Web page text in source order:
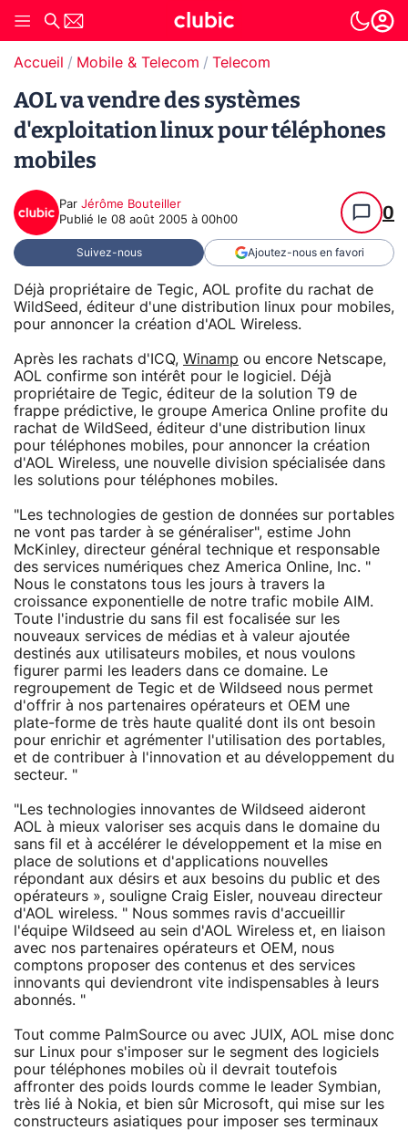
Accueil Mobile & Telecom Telecom
AOL va vendre des systèmes
d'exploitation linux pour téléphones
mobiles
Par Jérôme Bouteiller
Publié le 08 août 2005 à 00h00 0
Suivez-nous Ajoutez-nous en favori
Déjà propriétaire de Tegic, AOL profite du rachat de
WildSeed, éditeur d'une distribution linux pour mobiles,
pour annoncer la création d'AOL Wireless.
Après les rachats d'ICQ, Winamp ou encore Netscape,
AOL confirme son intérêt pour le logiciel. Déjà
propriétaire de Tegic, éditeur de la solution T9 de
frappe prédictive, le groupe America Online profite du
rachat de WildSeed, éditeur d'une distribution linux
pour téléphones mobiles, pour annoncer la création
d'AOL Wireless, une nouvelle division spécialisée dans
les solutions pour téléphones mobiles.
"Les technologies de gestion de données sur portables
ne vont pas tarder à se généraliser", estime John
McKinley, directeur général technique et responsable
des services numériques chez America Online, Inc. "
Nous le constatons tous les jours à travers la
croissance exponentielle de notre trafic mobile AIM.
Toute l'industrie du sans fil est focalisée sur les
nouveaux services de médias et à valeur ajoutée
destinés aux utilisateurs mobiles, et nous voulons
figurer parmi les leaders dans ce domaine. Le
regroupement de Tegic et de Wildseed nous permet
d'offrir à nos partenaires opérateurs et OEM une
plate-forme de très haute qualité dont ils ont besoin
pour enrichir et agrémenter l'utilisation des portables,
et de contribuer à l'innovation et au développement du
secteur. "
"Les technologies innovantes de Wildseed aideront
AOL à mieux valoriser ses acquis dans le domaine du
sans fil et à accélérer le développement et la mise en
place de solutions et d'applications nouvelles
répondant aux désirs et aux besoins du public et des
opérateurs », souligne Craig Eisler, nouveau directeur
d'AOL wireless. " Nous sommes ravis d'accueillir
l'équipe Wildseed au sein d'AOL Wireless et, en liaison
avec nos partenaires opérateurs et OEM, nous
comptons proposer des contenus et des services
innovants qui deviendront vite indispensables à leurs
abonnés. "
Tout comme PalmSource ou avec JUIX, AOL mise donc
sur Linux pour s'imposer sur le segment des logiciels
pour téléphones mobiles où il devrait toutefois
affronter des poids lourds comme le leader Symbian,
très lié à Nokia, et bien sûr Microsoft, qui mise sur les
constructeurs asiatiques pour imposer ses terminaux